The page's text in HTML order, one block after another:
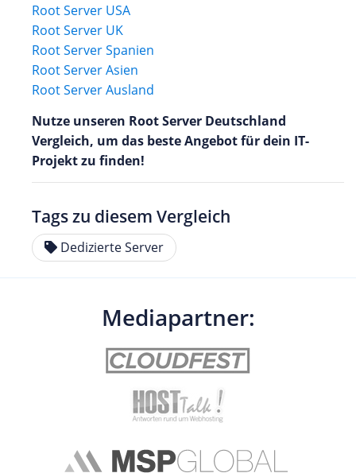
Root Server USA
Root Server UK
Root Server Spanien
Root Server Asien
Root Server Ausland
Nutze unseren Root Server Deutschland
Vergleich, um das beste Angebot für dein IT-
Projekt zu finden!
Tags zu diesem Vergleich
Dedizierte Server
Mediapartner: